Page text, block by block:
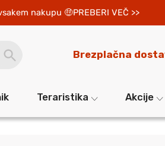
nakupu PREBERI VEČ >>
BUTTON
Brezplačna
Teraristika Akcije